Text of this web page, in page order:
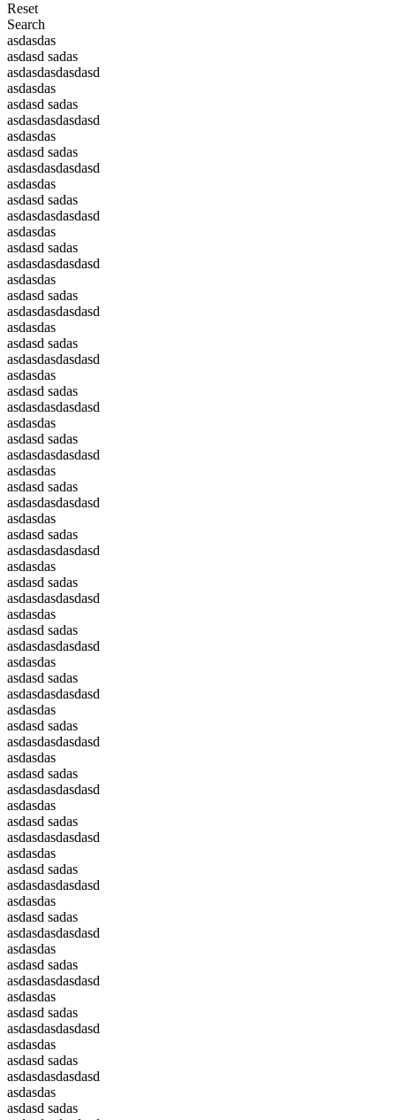
Reset
Search
asdasdas
asdasd sadas
asdasdasdasdasd
asdasdas
asdasd sadas
asdasdasdasdasd
asdasdas
asdasd sadas
asdasdasdasdasd
asdasdas
asdasd sadas
asdasdasdasdasd
asdasdas
asdasd sadas
asdasdasdasdasd
asdasdas
asdasd sadas
asdasdasdasdasd
asdasdas
asdasd sadas
asdasdasdasdasd
asdasdas
asdasd sadas
asdasdasdasdasd
asdasdas
asdasd sadas
asdasdasdasdasd
asdasdas
asdasd sadas
asdasdasdasdasd
asdasdas
asdasd sadas
asdasdasdasdasd
asdasdas
asdasd sadas
asdasdasdasdasd
asdasdas
asdasd sadas
asdasdasdasdasd
asdasdas
asdasd sadas
asdasdasdasdasd
asdasdas
asdasd sadas
asdasdasdasdasd
asdasdas
asdasd sadas
asdasdasdasdasd
asdasdas
asdasd sadas
asdasdasdasdasd
asdasdas
asdasd sadas
asdasdasdasdasd
asdasdas
asdasd sadas
asdasdasdasdasd
asdasdas
asdasd sadas
asdasdasdasdasd
asdasdas
asdasd sadas
asdasdasdasdasd
asdasdas
asdasd sadas
asdasdasdasdasd
asdasdas
asdasd sadas